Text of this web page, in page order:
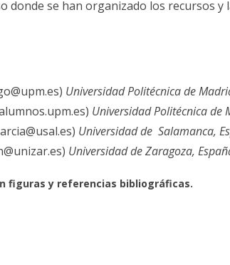
donde se han organizado los recursos y
Universidad Politécnica de
Universidad Politécnica de
Universidad de Salamanca,
Universidad de Zaragoza,
figuras y referencias bibliográficas.